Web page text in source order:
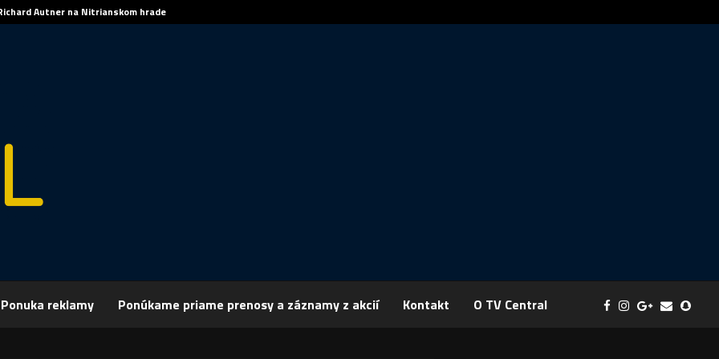
Autner na Nitrianskom hrade
Ponuka reklamy Ponúkame priame prenosy a záznamy z akcií Kontakt O TV Central